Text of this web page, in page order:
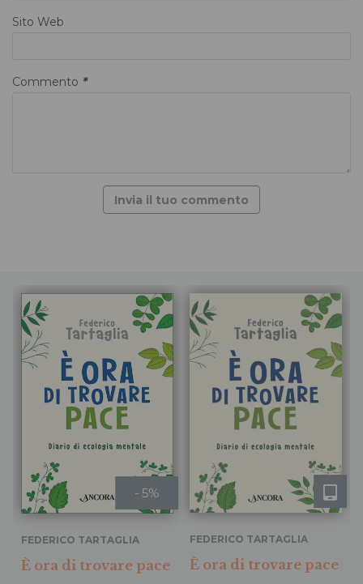
Sito Web
Commento *
Invia il tuo commento
- 5%
FEDERICO TARTAGLIA
È ora di trovare pace
FEDERICO TARTAGLIA
È ora di trovare pace